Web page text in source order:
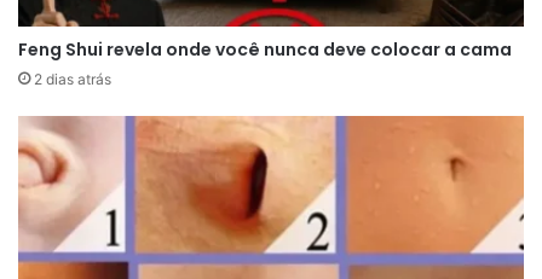
deficiência específica, ela pode surgir
acompanhada de outros sinais, como queda de
Em situações mais raras, a coceira persistente
pode estar associada a problemas sistêmicos.
Alterações hormonais, doenças autoimunes e até
Feng Shui revela onde você nunca deve colocar a cama
2 dias atrás